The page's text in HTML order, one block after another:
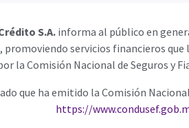
S.A. informa al público en
servicios financieros
la Comisión Nacional de Seguros y
que ha emitido la Comisión
https://